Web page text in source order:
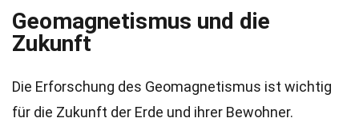
Geomagnetismus und die
Zukunft
Die Erforschung des Geomagnetismus ist wichtig
für die Zukunft der Erde und ihrer Bewohner.